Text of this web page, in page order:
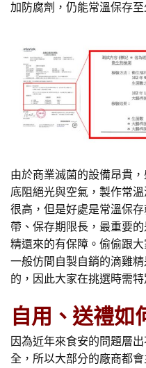
加防腐劑，仍能常溫保存至
由於商業滅菌的設備昂貴
底阻絕光與空氣，製作常
很高，但是好處是常溫保
帶、保存期限長，最重要
精還來的有保障。偷偷跟
一般仿間自製自銷的滴雞
的，因此大家在挑選時需特
自用、送禮如
因為近年來食安的問題層
全，所以大部分的廠商都